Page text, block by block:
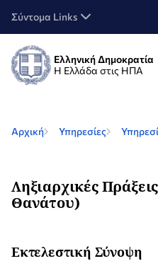
Σύντομα Links
Ελληνική Δημοκρατία
Η Ελλάδα στις ΗΠΑ
Αρχική Υπηρεσίες
Ληξιαρχικές
Θανάτου)
Εκτελεστική Σύνοψη